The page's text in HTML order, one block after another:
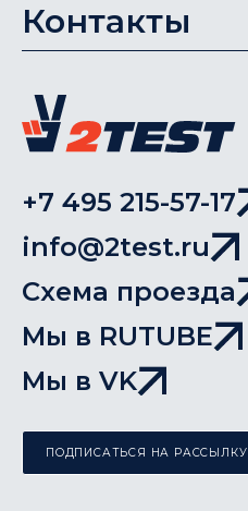
Контакты
+7 495 215-57-17
info@2test.ru
Схема проезда
Мы в RUTUBE
Мы в VK
ПОДПИСАТЬСЯ НА РАССЫЛКУ